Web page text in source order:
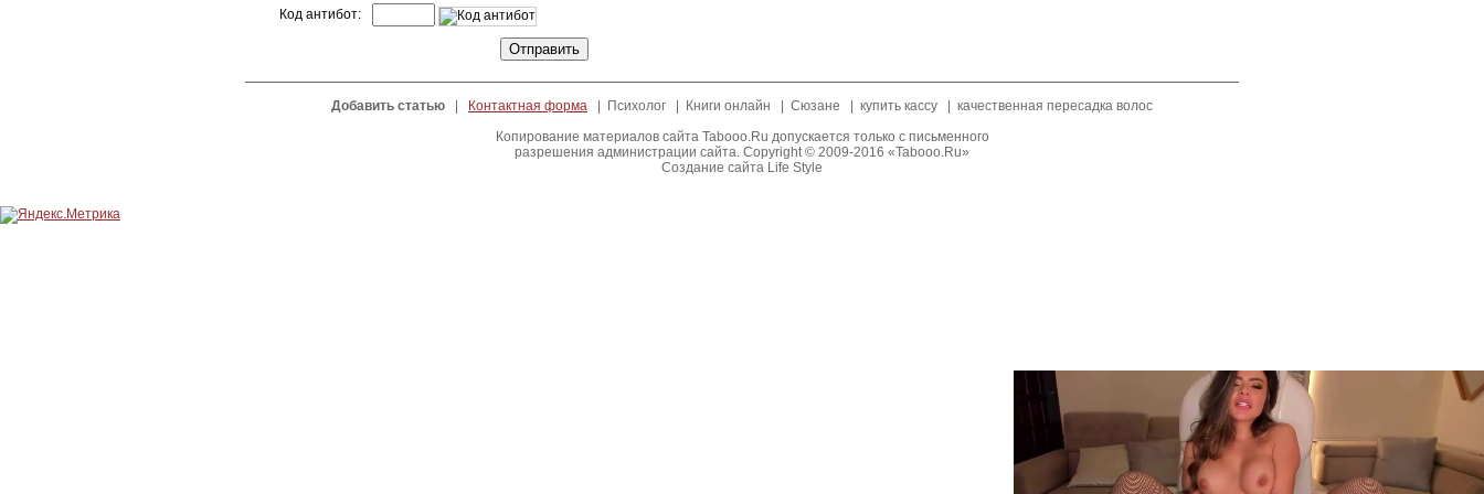
Код антибот:
Добавить статью Контактная форма | Психолог | Книги онлайн | Сюзане | купить кассу | качественная пересадка волос
Копирование материалов сайта Tabooo.Ru допускается только с письменного
разрешения администрации сайта. Copyright © 2009-2016 «Tabooo.Ru»
Создание сайта Life Style